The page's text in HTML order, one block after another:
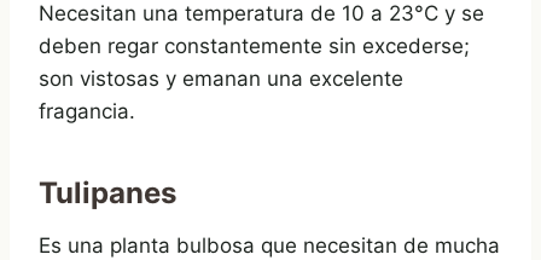
Necesitan una temperatura de 10 a 23°C y se
deben regar constantemente sin excederse;
son vistosas y emanan una excelente
fragancia.
Tulipanes
Es una planta bulbosa que necesitan de mucha